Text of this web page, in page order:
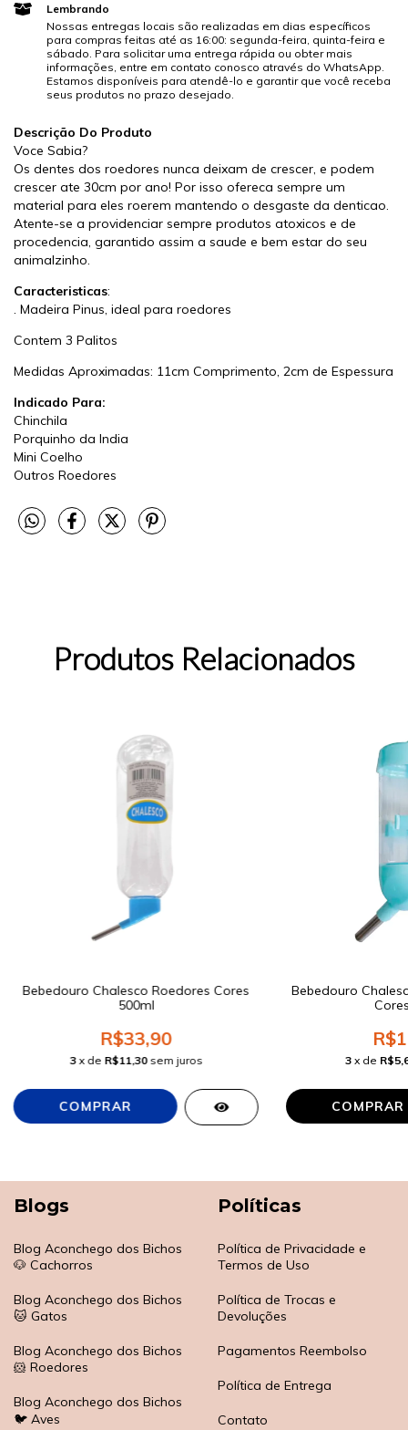
Lembrando
Nossas entregas locais são realizadas em dias específicos
para compras feitas até as 16:00: segunda-feira, quinta-feira e
sábado. Para solicitar uma entrega rápida ou obter mais
informações, entre em contato conosco através do WhatsApp.
Estamos disponíveis para atendê-lo e garantir que você receba
seus produtos no prazo desejado.
Descrição Do Produto
Voce Sabia?
Os dentes dos roedores nunca deixam de crescer, e podem
crescer ate 30cm por ano! Por isso ofereca sempre um
material para eles roerem mantendo o desgaste da denticao.
Atente-se a providenciar sempre produtos atoxicos e de
procedencia, garantido assim a saude e bem estar do seu
animalzinho.
Caracteristicas:
. Madeira Pinus, ideal para roedores
Contem 3 Palitos
Medidas Aproximadas: 11cm Comprimento, 2cm de Espessura
Indicado Para:
Chinchila
Porquinho da India
Mini Coelho
Outros Roedores
Produtos Relacionados
Bebedouro Chalesco Roedores Cores
500ml
R$33,90
3 x de R$11,30 sem juros
Bebedouro
3 x de
COMPRAR
Blogs
Blog Aconchego dos Bichos
🐶 Cachorros
Blog Aconchego dos Bichos
🐱 Gatos
Blog Aconchego dos Bichos
🐹 Roedores
Blog Aconchego dos Bichos
🐦 Aves
Políticas
Política de Privacidade e
Termos de Uso
Política de Trocas e
Devoluções
Pagamentos Reembolso
Política de Entrega
Contato